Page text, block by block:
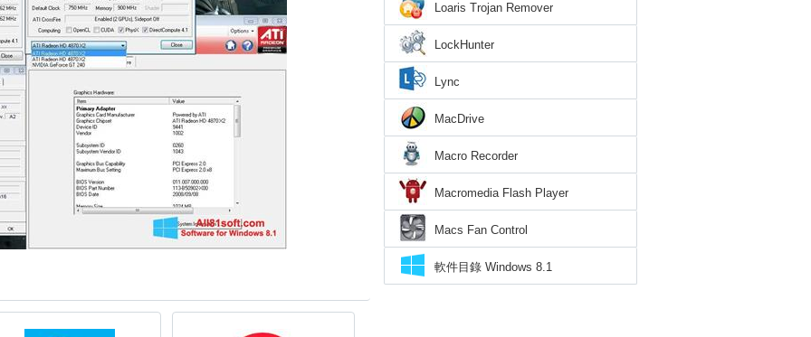
Loaris Trojan Remover
LockHunter
Lync
MacDrive
Macro Recorder
Macromedia Flash Player
Macs Fan Control
軟件目錄 Windows 8.1